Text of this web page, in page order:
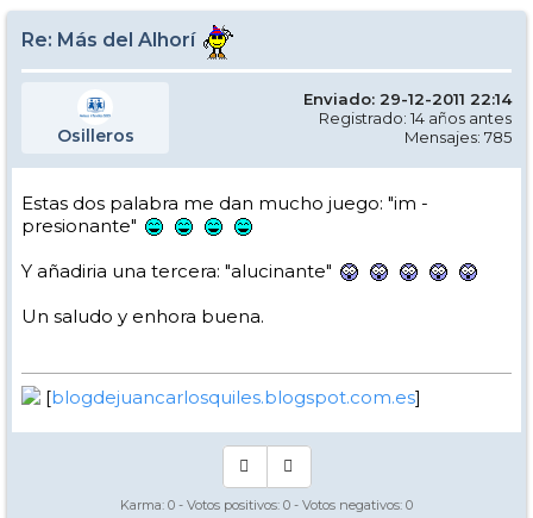
Re: Más del Alhorí
Osilleros
Enviado: 29-12-2011 22:14
Registrado: 14 años antes
Mensajes: 785
Estas dos palabra me dan mucho juego: "im -
presionante"
Y añadiria una tercera: "alucinante"
Un saludo y enhora buena.
[blogdejuancarlosquiles.blogspot.com.es]
Karma: 0 - Votos positivos: 0 - Votos negativos: 0